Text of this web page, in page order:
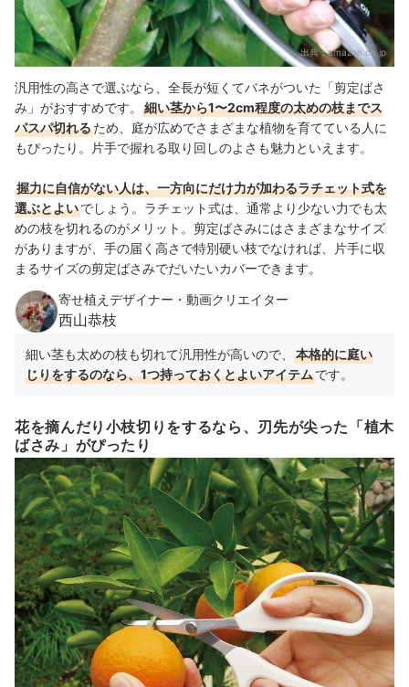
出典：amazon.co.jp
汎用性の高さで選ぶなら、全長が短くてバネがついた「剪定ばさ
み」がおすすめです。
細い茎から1〜2cm程度の太めの枝までス
パスパ切れるため、庭が広めでさまざまな植物を育てている人に
もぴったり。片手で握れる取り回しのよさも魅力といえます。
握力に自信がない人は、一方向にだけ力が加わるラチェット式を
選ぶとよいでしょう。ラチェット式は、通常より少ない力でも太
めの枝を切れるのがメリット。剪定ばさみにはさまざまなサイズ
がありますが、手の届く高さで特別硬い枝でなければ、片手に収
まるサイズの剪定ばさみでだいたいカバーできます。
寄せ植えデザイナー・動画クリエイター
西山恭枝
細い茎も太めの枝も切れて汎用性が高いので、
本格的に庭い
じりをするのなら、1つ持っておくとよいアイテムです。
花を摘んだり小枝切りをするなら、刃先が尖った「植木
ばさみ」がぴったり